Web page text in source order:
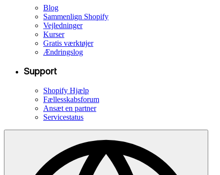
Blog
Sammenlign Shopify
Vejledninger
Kurser
Gratis værktøjer
Ændringslog
Support
Shopify Hjælp
Fællesskabsforum
Ansæt en partner
Servicestatus